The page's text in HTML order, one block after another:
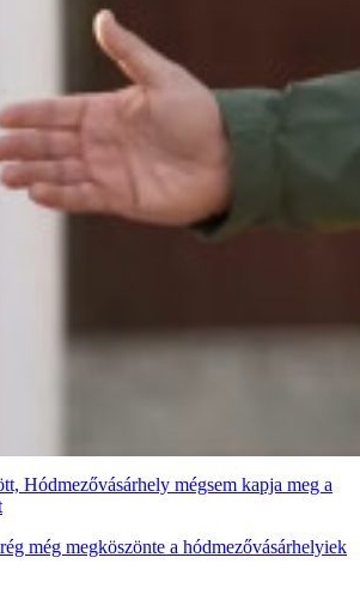
Hódmezővásárhely mégsem kapja meg a
még megköszönte a hódmezővásárhelyiek